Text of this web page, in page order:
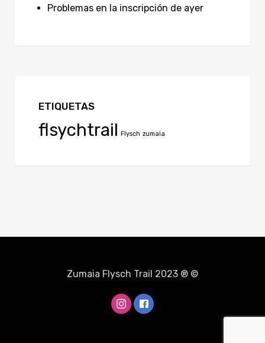
Problemas en la inscripción de ayer
ETIQUETAS
flsychtrail Flysch zumaia
Zumaia Flysch Trail 2023 ® ©